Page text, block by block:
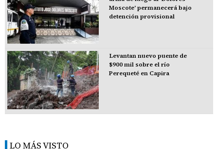
Moscote' permanecerá bajo
detención provisional
Levantan nuevo puente de
$900 mil sobre el río
Perequeté en Capira
LO MÁS VISTO